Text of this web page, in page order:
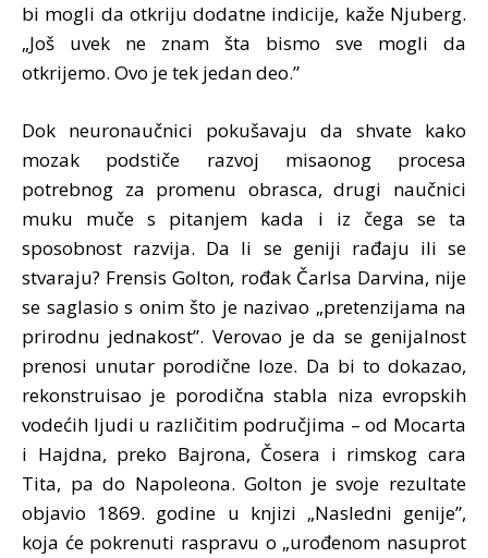
bi mogli da otkriju dodatne indicije, kaže Njuberg.
„Još uvek ne znam šta bismo sve mogli da
otkrijemo. Ovo je tek jedan deo.”
Dok neuronaučnici pokušavaju da shvate kako
mozak podstiče razvoj misaonog procesa
potrebnog za promenu obrasca, drugi naučnici
muku muče s pitanjem kada i iz čega se ta
sposobnost razvija. Da li se geniji rađaju ili se
stvaraju? Frensis Golton, rođak Čarlsa Darvina, nije
se saglasio s onim što je nazivao „pretenzijama na
prirodnu jednakost”. Verovao je da se genijalnost
prenosi unutar porodične loze. Da bi to dokazao,
rekonstruisao je porodična stabla niza evropskih
vodećih ljudi u različitim područjima – od Mocarta
i Hajdna, preko Bajrona, Čosera i rimskog cara
Tita, pa do Napoleona. Golton je svoje rezultate
objavio 1869. godine u knjizi „Nasledni genije”,
koja će pokrenuti raspravu o „urođenom nasuprot